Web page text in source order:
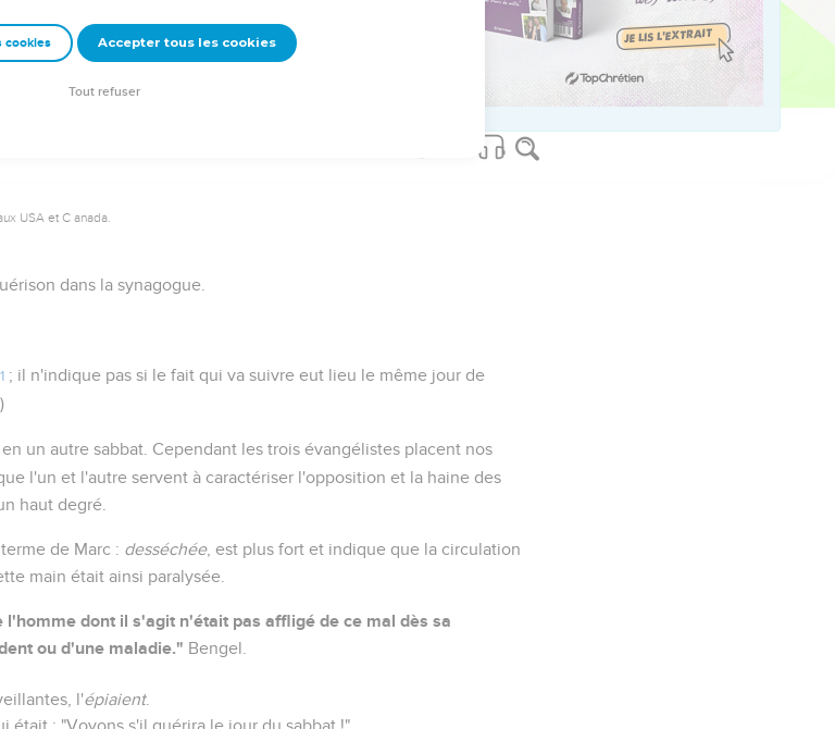
sur theotex.org, contact theotex@gmail.com
USA et C anada.
dans la synagogue.
; il n'indique pas si le fait qui va suivre eut lieu le même jour de
)
un autre sabbat. Cependant les trois évangélistes placent nos
l'un et l'autre servent à caractériser l'opposition et la haine des
haut degré.
de Marc : desséchée, est plus fort et indique que la circulation
main était ainsi paralysée.
dont il s'agit n'était pas affligé de ce mal dès sa
ou d'une maladie." Bengel.
l'épiaient.
était : "Voyons s'il guérira le jour du sabbat !"
cookies Accepter tous les cookies
Tout refuser